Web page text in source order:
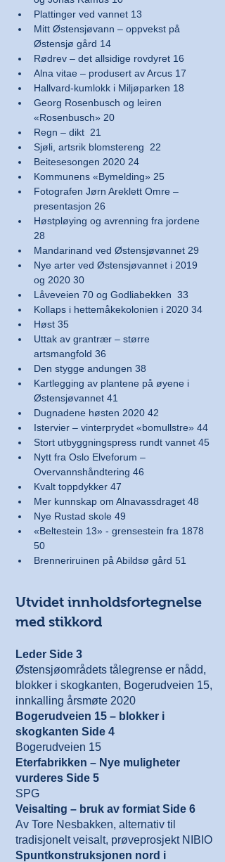
Plattinger ved vannet 13
Mitt Østensjøvann – oppvekst på
Østensjø gård 14
Rødrev – det allsidige rovdyret 16
Alna vitae – produsert av Arcus 17
Hallvard-kumlokk i Miljøparken 18
Georg Rosenbusch og leiren
«Rosenbusch» 20
Regn – dikt  21
Sjøli, artsrik blomstereng  22
Beitesesongen 2020 24
Kommunens «Bymelding» 25
Fotografen Jørn Areklett Omre –
presentasjon 26
Høstpløying og avrenning fra jordene
28
Mandarinand ved Østensjøvannet 29
Nye arter ved Østensjøvannet i 2019
og 2020 30
Låveveien 70 og Godliabekken  33
Kollaps i hettemåkekolonien i 2020 34
Høst 35
Uttak av grantrær – større
artsmangfold 36
Den stygge andungen 38
Kartlegging av plantene på øyene i
Østensjøvannet 41
Dugnadene høsten 2020 42
Istervier – vinterprydet «bomullstre» 44
Stort utbyggningspress rundt vannet 45
Nytt fra Oslo Elveforum –
Overvannshåndtering 46
Kvalt toppdykker 47
Mer kunnskap om Alnavassdraget 48
Nye Rustad skole 49
«Beltestein 13» - grensestein fra 1878
50
Brenneriruinen på Abildsø gård 51
Utvidet innholdsfortegnelse
med stikkord
Leder Side 3
Østensjøområdets tålegrense er nådd,
blokker i skogkanten, Bogerudveien 15,
innkalling årsmøte 2020
Bogerudveien 15 – blokker i
skogkanten Side 4
Bogerudveien 15
Eterfabrikken – Nye muligheter
vurderes Side 5
SPG
Veisalting – bruk av formiat Side 6
Av Tore Nesbakken, alternativ til
tradisjonelt veisalt, prøveprosjekt NIBIO
Spuntkonstruksjonen nord i